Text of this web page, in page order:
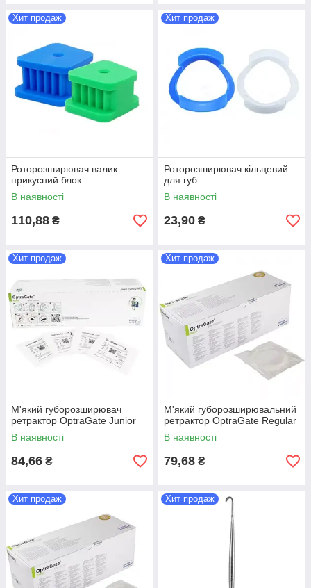
Хит продаж
Роторозширювач валик
прикусний блок
В наявності
110,88 ₴
Хит продаж
Роторозширювач кільцевий
для губ
В наявності
23,90 ₴
Хит продаж
М'який губорозширювач
ретрактор OptraGate Junior
В наявності
84,66 ₴
Хит продаж
М'який губорозширювальний
ретрактор OptraGate Regular
В наявності
79,68 ₴
Хит продаж Хит продаж